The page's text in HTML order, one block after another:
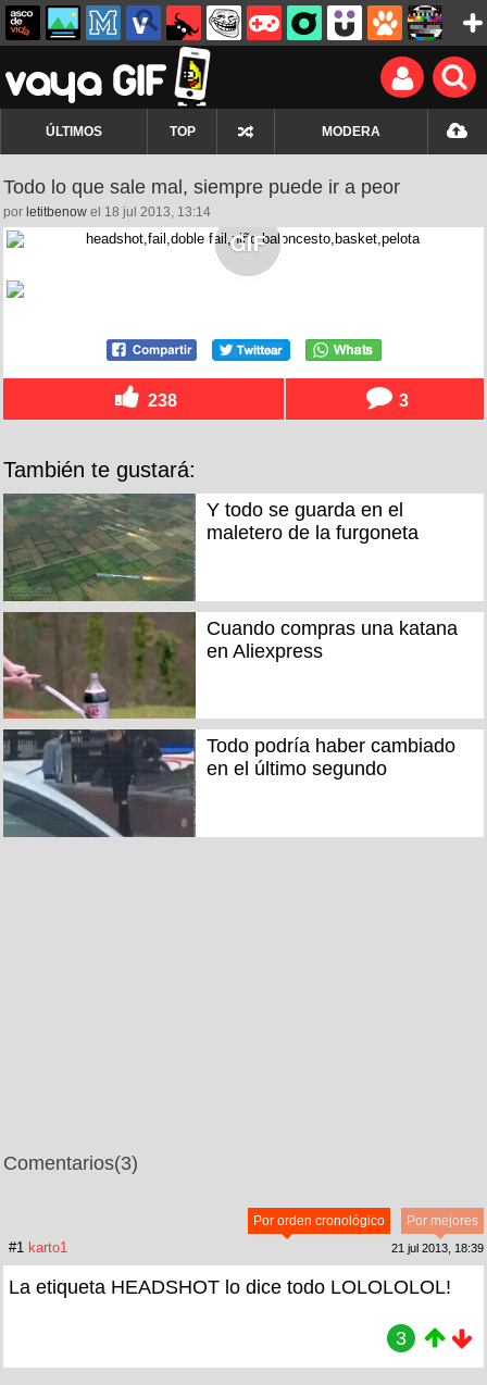
ÚLTIMOS TOP MODERA
Todo lo que sale mal, siempre puede ir a peor
por letitbenow el 18 jul 2013, 13:14
238 3
También te gustará:
Y todo se guarda en el
maletero de la furgoneta
Cuando compras una katana
en Aliexpress
Todo podría haber cambiado
en el último segundo
Comentarios(3)
Por mejores
Por orden cronológico
#1 karto1 21 jul 2013, 18:39
La etiqueta HEADSHOT lo dice todo LOLOLOLOL!
3